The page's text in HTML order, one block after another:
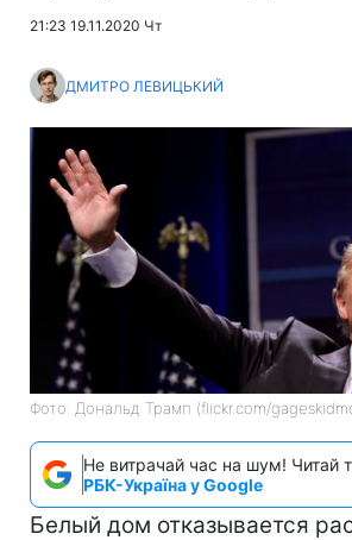
21:23 19.11.2020 Чт
ДМИТРО ЛЕВИЦЬКИЙ
Фото: Дональд Трамп (flickr.com/
Не витрачай час на шум! Читай
РБК-Україна у Google
Белый дом отказывается